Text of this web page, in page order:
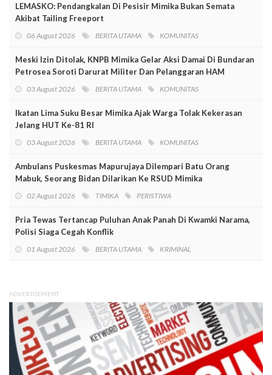
LEMASKO: Pendangkalan Di Pesisir Mimika Bukan Semata
Akibat Tailing Freeport
06 August 2026 BERITA UTAMA KOMUNITAS
Meski Izin Ditolak, KNPB Mimika Gelar Aksi Damai Di Bundaran
Petrosea Soroti Darurat Militer Dan Pelanggaran HAM
03 August 2026 BERITA UTAMA KOMUNITAS
Ikatan Lima Suku Besar Mimika Ajak Warga Tolak Kekerasan
Jelang HUT Ke-81 RI
03 August 2026 BERITA UTAMA KOMUNITAS
Ambulans Puskesmas Mapurujaya Dilempari Batu Orang
Mabuk, Seorang Bidan Dilarikan Ke RSUD Mimika
02 August 2026 TIMIKA PERISTIWA
Pria Tewas Tertancap Puluhan Anak Panah Di Kwamki Narama,
Polisi Siaga Cegah Konflik
01 August 2026 BERITA UTAMA KRIMINAL
ADVERTISEMENT